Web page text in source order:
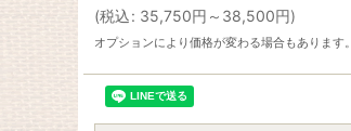
(税込: 35,750円 ～38,500円)
オプションにより価格が変わる場合もあります。